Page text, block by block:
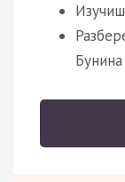
Бунина